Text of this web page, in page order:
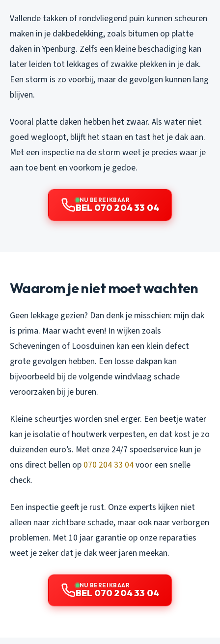
Vallende takken of rondvliegend puin kunnen scheuren
maken in je dakbedekking, zoals bitumen op platte
daken in Ypenburg. Zelfs een kleine beschadiging kan
later leiden tot lekkages of zwakke plekken in je dak.
Een storm is zo voorbij, maar de gevolgen kunnen lang
blijven.
Vooral platte daken hebben het zwaar. Als water niet
goed wegloopt, blijft het staan en tast het je dak aan.
Met een inspectie na de storm weet je precies waar je
aan toe bent en voorkom je gedoe.
NU BEREIKBAAR
BEL 070 204 33 04
Waarom je niet moet wachten
Geen lekkage gezien? Dan denk je misschien: mijn dak
is prima. Maar wacht even! In wijken zoals
Scheveningen of Loosduinen kan een klein defect
grote gevolgen hebben. Een losse dakpan kan
bijvoorbeeld bij de volgende windvlaag schade
veroorzaken bij je buren.
Kleine scheurtjes worden snel erger. Een beetje water
kan je isolatie of houtwerk verpesten, en dat kost je zo
duizenden euro’s. Met onze 24/7 spoedservice kun je
ons direct bellen op 070 204 33 04voor een snelle
check.
Een inspectie geeft je rust. Onze experts kijken niet
alleen naar zichtbare schade, maar ook naar verborgen
problemen. Met 10 jaar garantie op onze reparaties
weet je zeker dat je dak weer jaren meekan.
NU BEREIKBAAR
BEL 070 204 33 04